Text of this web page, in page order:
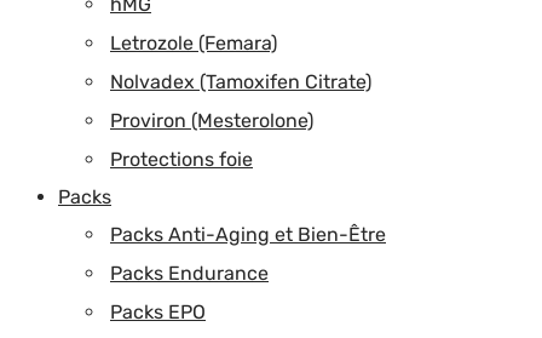
hMG
Letrozole (Femara)
Nolvadex (Tamoxifen Citrate)
Proviron (Mesterolone)
Protections foie
Packs
Packs Anti-Aging et Bien-Être
Packs Endurance
Packs EPO